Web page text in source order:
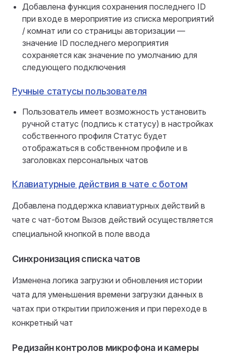
Добавлена функция сохранения последнего ID
при входе в мероприятие из списка мероприятий
/ комнат или со страницы авторизации —
значение ID последнего мероприятия
сохраняется как значение по умолчанию для
следующего подключения
Ручные статусы пользователя
Пользователь имеет возможность установить
ручной статус (подпись к статусу) в настройках
собственного профиля Статус будет
отображаться в собственном профиле и в
заголовках персональных чатов
Клавиатурные действия в чате с ботом
Добавлена поддержка клавиатурных действий в
чате с чат-ботом Вызов действий осуществляется
специальной кнопкой в поле ввода
Синхронизация списка чатов
Изменена логика загрузки и обновления истории
чата для уменьшения времени загрузки данных в
чатах при открытии приложения и при переходе в
конкретный чат
Редизайн контролов микрофона и камеры